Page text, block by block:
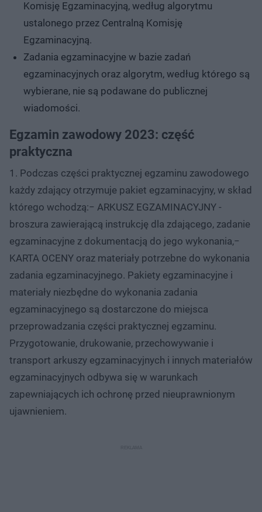
Komisję Egzaminacyjną, według algorytmu
ustalonego przez Centralną Komisję
Egzaminacyjną.
Zadania egzaminacyjne w bazie zadań
egzaminacyjnych oraz algorytm, według którego są
wybierane, nie są podawane do publicznej
wiadomości.
Egzamin zawodowy 2023: część
praktyczna
1. Podczas części praktycznej egzaminu zawodowego
każdy zdający otrzymuje pakiet egzaminacyjny, w skład
którego wchodzą:− ARKUSZ EGZAMINACYJNY -
broszura zawierającą instrukcję dla zdającego, zadanie
egzaminacyjne z dokumentacją do jego wykonania,−
KARTA OCENY oraz materiały potrzebne do wykonania
zadania egzaminacyjnego. Pakiety egzaminacyjne i
materiały niezbędne do wykonania zadania
egzaminacyjnego są dostarczone do miejsca
przeprowadzania części praktycznej egzaminu.
Przygotowanie, drukowanie, przechowywanie i
transport arkuszy egzaminacyjnych i innych materiałów
egzaminacyjnych odbywa się w warunkach
zapewniających ich ochronę przed nieuprawnionym
ujawnieniem.